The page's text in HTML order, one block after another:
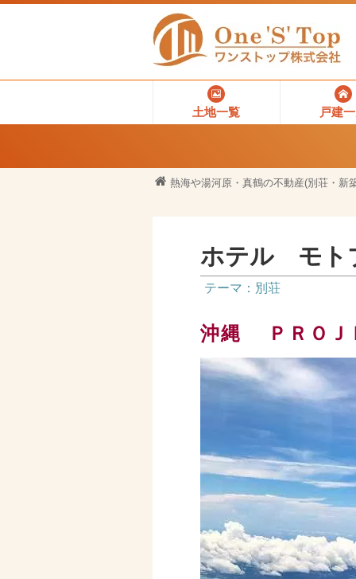
土地一覧 戸建
熱海や湯河原・真鶴の不動産(別荘・新
ホテル モト
テーマ：別荘
沖縄 ＰＲＯＪ